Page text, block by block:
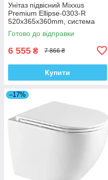
Унітаз підвісний Mixxus
Premium Ellipse-0303-R
520x365x360mm, система
змиву Rimless (MP6463)
Готово до відправки
6 555 ₴ 7 866 ₴
Купити
–17%